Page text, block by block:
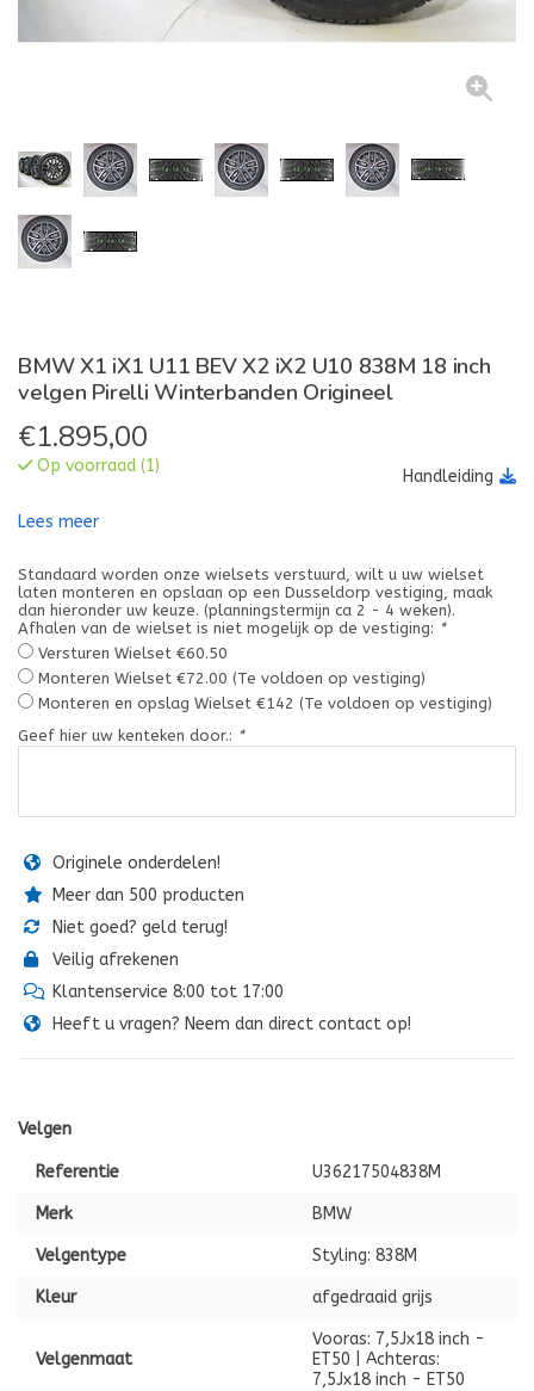
BMW X1 iX1 U11 BEV X2 iX2 U10 838M 18 inch
velgen Pirelli Winterbanden Origineel
€1.895,00
Op voorraad (1)
Handleiding
Lees meer
Standaard worden onze wielsets verstuurd, wilt u uw wielset
laten monteren en opslaan op een Dusseldorp vestiging, maak
dan hieronder uw keuze. (planningstermijn ca 2 - 4 weken).
Afhalen van de wielset is niet mogelijk op de vestiging: *
Versturen Wielset €60.50
Monteren Wielset €72.00 (Te voldoen op vestiging)
Monteren en opslag Wielset €142 (Te voldoen op vestiging)
Geef hier uw kenteken door.: *
Originele onderdelen!
Meer dan 500 producten
Niet goed? geld terug!
Veilig afrekenen
Klantenservice 8:00 tot 17:00
Heeft u vragen? Neem dan direct contact op!
Velgen
Referentie U36217504838M
Merk BMW
Velgentype Styling: 838M
Kleur afgedraaid grijs
Velgenmaat
Vooras: 7,5Jx18 inch -
ET50 | Achteras:
7,5Jx18 inch - ET50